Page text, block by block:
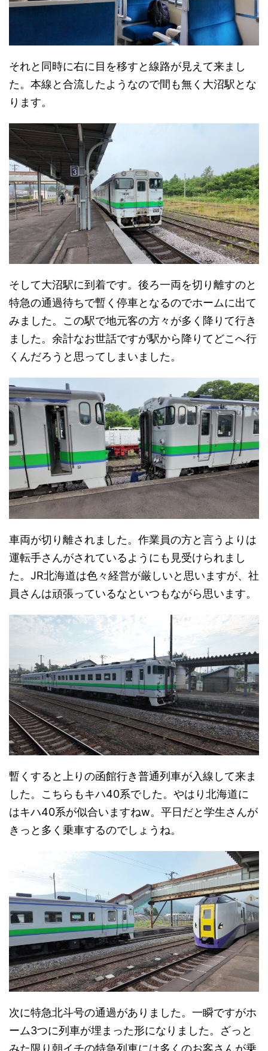
それと同時に右に目を移すと線路が見えて来まし
た。本線と合流したようなので間も無く大沼駅とな
ります。
そして大沼駅に到着です。後ろ一両を切り離すのと
特急の通過待ちで暫く停車となるのでホームに出て
みました。この駅で地元客の方々が多く降りて行き
ました。余計なお世話ですが駅から降りてどこへ行
くんだろうと思ってしまいました。
車両が切り離されました。作業員の方と言うよりは
運転手さんがされているようにも見受けられまし
た。JR北海道は色々経営が厳しいと思いますが、社
員さんは頑張っているなといつもながら思います。
暫くすると上りの函館行き普通列車が入線して来ま
した。こちらもキハ40系でした。やはり北海道に
はキハ40系が似合いますねw。平日だと学生さんが
きっと多く乗車するのでしょうね。
次に特急北斗号の通過がありました。一瞬ですがホ
ーム3つに列車が埋まった形になりました。ざっと
みた限り朝イチの特急列車には多くのお客さんが乗